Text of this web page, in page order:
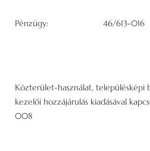
Pénzügy: 46/613-016
Közterület-használat, településképi
kezelői hozzájárulás kiadásával
008